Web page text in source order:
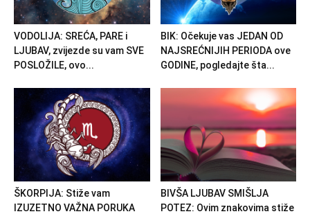
VODOLIJA: SREĆA, PARE i
LJUBAV, zvijezde su vam SVE
POSLOŽILE, ovo...
BIK: Očekuje vas JEDAN OD
NAJSREĆNIJIH PERIODA ove
GODINE, pogledajte šta...
ŠKORPIJA: Stiže vam
IZUZETNO VAŽNA PORUKA
BIVŠA LJUBAV SMIŠLJA
POTEZ: Ovim znakovima stiže